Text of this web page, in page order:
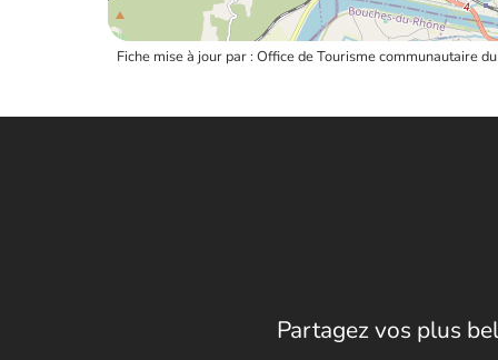
Fiche mise à jour par : Office de Tourisme communautaire
Partagez vos plus